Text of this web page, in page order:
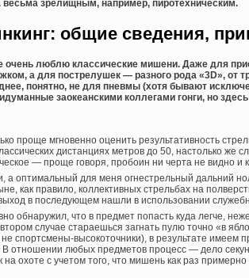
весьма зрелищным, например, пиротехническим.
общие сведения,
очень люблю классические мишени. Даже для
а для пострелушек — разного рода «3D», от
понятно, не для пневмы (хотя бывают
заокеанскими коллегами гонги, но
проще мгновенно оценить результативность
дистанциях метров до 50, настолько же
— проще говоря, пробоин ни черта не видно и
а оптимальный для меня огнестрельный дальний
как правило, коллективных стрельбах на
в последующем нашли в использовании
обнаружил, что в предмет попасть куда легче,
случае стараешься загнать пулю точно «в
спортсмены-высокоточники), в результате имеем
отношении любых предметов процесс — дело
на охоте с учетом того, что мишень как раз